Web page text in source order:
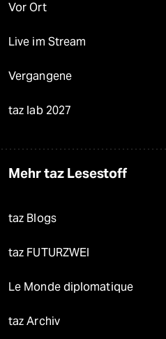
Vor Ort
Live im Stream
Vergangene
taz lab 2027
Mehr taz Lesestoff
taz Blogs
taz FUTURZWEI
Le Monde diplomatique
taz Archiv